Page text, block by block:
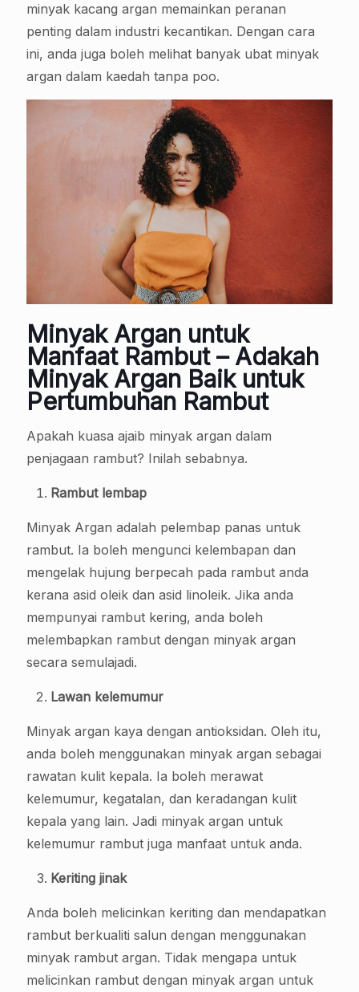
minyak kacang argan memainkan peranan
penting dalam industri kecantikan. Dengan cara
ini, anda juga boleh melihat banyak ubat minyak
argan dalam kaedah tanpa poo.
Minyak Argan untuk
Manfaat Rambut – Adakah
Minyak Argan Baik untuk
Pertumbuhan Rambut
Apakah kuasa ajaib minyak argan dalam
penjagaan rambut? Inilah sebabnya.
Rambut lembap
Minyak Argan adalah pelembap panas untuk
rambut. Ia boleh mengunci kelembapan dan
mengelak hujung berpecah pada rambut anda
kerana asid oleik dan asid linoleik. Jika anda
mempunyai rambut kering, anda boleh
melembapkan rambut dengan minyak argan
secara semulajadi.
Lawan kelemumur
Minyak argan kaya dengan antioksidan. Oleh itu,
anda boleh menggunakan minyak argan sebagai
rawatan kulit kepala. Ia boleh merawat
kelemumur, kegatalan, dan keradangan kulit
kepala yang lain. Jadi minyak argan untuk
kelemumur rambut juga manfaat untuk anda.
Keriting jinak
Anda boleh melicinkan keriting dan mendapatkan
rambut berkualiti salun dengan menggunakan
minyak rambut argan. Tidak mengapa untuk
melicinkan rambut dengan minyak argan untuk